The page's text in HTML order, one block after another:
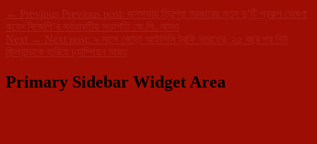
← Previous Previous post:
জনসভায় ত্রিপুরা সরকারের নতুন দু’টি প্রকল্প ঘোষণা
করেন বিজেপি’র সর্বভারতীয় সভাপতি জে.পি. নাড্ডা
Next → Next post:
৯ মাসে জোড়া আইসিসি ট্রফি ভারতের, ২৫ বছর পর নিউ
জ়িল্যান্ডকে হারিয়ে চ্যাম্পিয়ন ভারত
Primary Sidebar Widget Area